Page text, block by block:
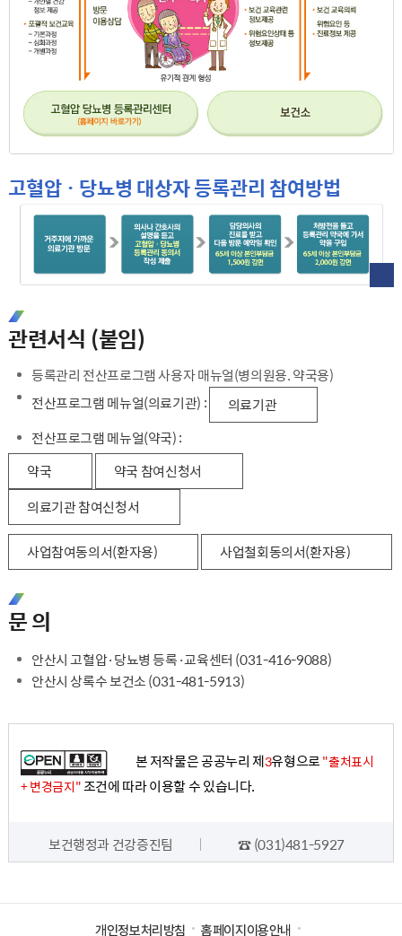
고혈압ㆍ당뇨병 대상자 등록관리 참여방법
관련서식 (붙임)
등록관리 전산프로그램 사용자 매뉴얼(병의원용. 약국용)
전산프로그램 메뉴얼(의료기관) :
의료기관
전산프로그램 메뉴얼(약국) :
약국
약국 참여신청서
의료기관 참여신청서
사업참여동의서(환자용) 사업철회동의서(환자용)
문 의
안산시 고혈압·당뇨병 등록·교육센터 (031-416-9088)
안산시 상록수 보건소 (031-481-5913)
본 저작물은 공공누리 제3유형으로"출처표시
+ 변경금지"조건에 따라 이용할 수 있습니다.
보건행정과 건강증진팀 ☎ (031)481-5927
개인정보처리방침 홈페이지이용안내